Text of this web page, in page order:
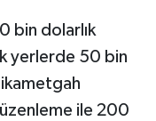
bin dolarlık
yerlerde 50 bin
ile 200